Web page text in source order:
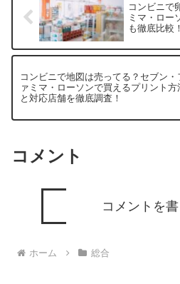
コンビニで
ミマ・ロー
も徹底比較！
コンビニで地図は売ってる？セブン・
ァミマ・ローソンで買えるプリント方
と対応店舗を徹底調査！
コメント
コメントを
ホーム 総合